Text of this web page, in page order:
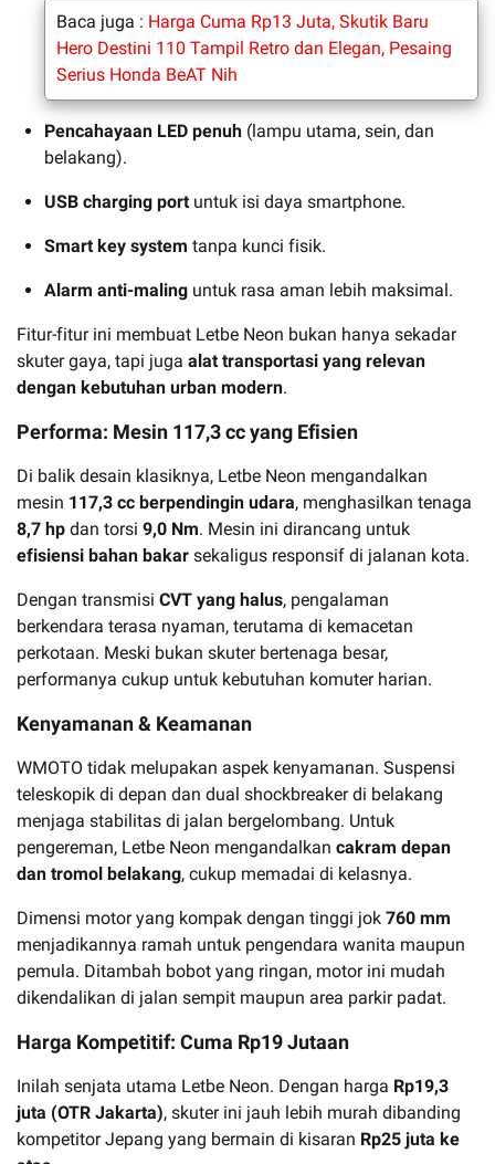
Baca juga : Harga Cuma Rp13 Juta, Skutik Baru
Hero Destini 110 Tampil Retro dan Elegan, Pesaing
Serius Honda BeAT Nih
Pencahayaan LED penuh (lampu utama, sein, dan
belakang).
USB charging port untuk isi daya smartphone.
Smart key system tanpa kunci fisik.
Alarm anti-maling untuk rasa aman lebih maksimal.
Fitur-fitur ini membuat Letbe Neon bukan hanya sekadar
skuter gaya, tapi juga alat transportasi yang relevan
dengan kebutuhan urban modern.
Performa: Mesin 117,3 cc yang Efisien
Di balik desain klasiknya, Letbe Neon mengandalkan
mesin 117,3 cc berpendingin udara, menghasilkan tenaga
8,7 hp dan torsi 9,0 Nm. Mesin ini dirancang untuk
efisiensi bahan bakar sekaligus responsif di jalanan kota.
Dengan transmisi CVT yang halus, pengalaman
berkendara terasa nyaman, terutama di kemacetan
perkotaan. Meski bukan skuter bertenaga besar,
performanya cukup untuk kebutuhan komuter harian.
Kenyamanan & Keamanan
WMOTO tidak melupakan aspek kenyamanan. Suspensi
teleskopik di depan dan dual shockbreaker di belakang
menjaga stabilitas di jalan bergelombang. Untuk
pengereman, Letbe Neon mengandalkan cakram depan
dan tromol belakang, cukup memadai di kelasnya.
Dimensi motor yang kompak dengan tinggi jok 760 mm
menjadikannya ramah untuk pengendara wanita maupun
pemula. Ditambah bobot yang ringan, motor ini mudah
dikendalikan di jalan sempit maupun area parkir padat.
Harga Kompetitif: Cuma Rp19 Jutaan
Inilah senjata utama Letbe Neon. Dengan harga Rp19,3
juta (OTR Jakarta), skuter ini jauh lebih murah dibanding
kompetitor Jepang yang bermain di kisaran Rp25 juta ke